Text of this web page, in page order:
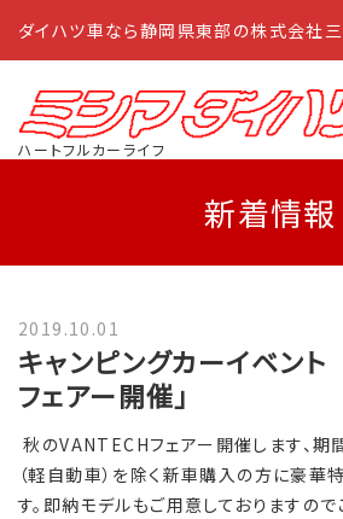
ハートフルカーライフ
新着情報
2019.10.01
キャンピングカーイベン
フェアー開催」
秋のVANTECHフェアー開催します、
（軽自動車）を除く新車購入の方に豪華
す。即納モデルもご用意しておりますの